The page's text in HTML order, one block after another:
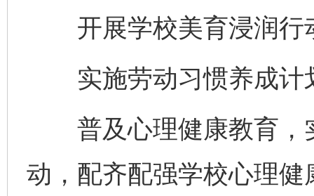
开展学校美育浸润行
实施劳动习惯养成计
普及心理健康教育，
动，配齐配强学校心理健